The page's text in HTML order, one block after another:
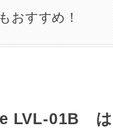
おすすめ！
LVL-01B は